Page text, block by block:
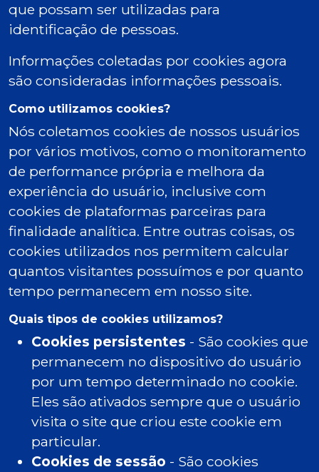
que possam ser utilizadas para
identificação de pessoas.
Informações coletadas por cookies agora
são consideradas informações pessoais.
Como utilizamos cookies?
Nós coletamos cookies de nossos usuários
por vários motivos, como o monitoramento
de performance própria e melhora da
experiência do usuário, inclusive com
cookies de plataformas parceiras para
finalidade analítica. Entre outras coisas, os
cookies utilizados nos permitem calcular
quantos visitantes possuímos e por quanto
tempo permanecem em nosso site.
Quais tipos de cookies utilizamos?
Cookies persistentes - São cookies que
permanecem no dispositivo do usuário
por um tempo determinado no cookie.
Eles são ativados sempre que o usuário
visita o site que criou este cookie em
particular.
Cookies de sessão - São cookies